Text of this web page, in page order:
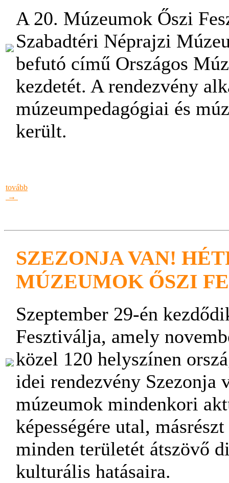
A 20. Múzeumok Őszi
Szabadtéri Néprajzi
befutó című Országos
kezdetét. A rendezvény
múzeumpedagógiai és
került.
tovább
→
SZEZONJA VAN!
MÚZEUMOK ŐSZI
Szeptember 29-én
Fesztiválja, amely
közel 120 helyszínen
idei rendezvény Szezonja
múzeumok mindenkori
képességére utal,
minden területét átszövő
kulturális hatásaira.